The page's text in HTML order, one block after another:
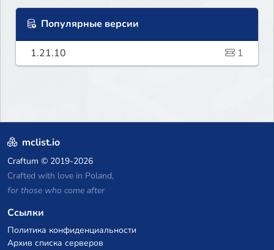
Популярные версии
1.21.10 1
mclist.io
Craftum © 2019-2026
Crafted with love in Poland,
for those who come after
Ссылки
Политика конфиденциальности
Архив списка серверов